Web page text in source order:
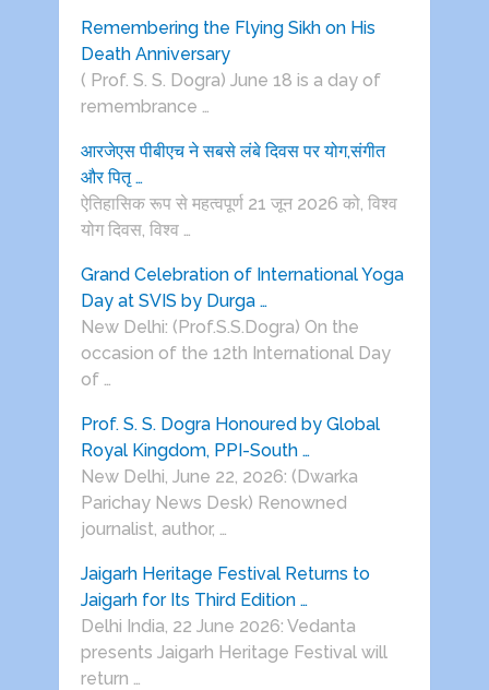
Remembering the Flying Sikh on His
Death Anniversary
( Prof. S. S. Dogra) June 18 is a day of
remembrance …
आरजेएस पीबीएच ने सबसे लंबे दिवस पर योग,संगीत
और पितृ …
ऐतिहासिक रूप से महत्वपूर्ण 21 जून 2026 को, विश्व
योग दिवस, विश्व …
Grand Celebration of International Yoga
Day at SVIS by Durga …
New Delhi: (Prof.S.S.Dogra) On the
occasion of the 12th International Day
of …
Prof. S. S. Dogra Honoured by Global
Royal Kingdom, PPI-South …
New Delhi, June 22, 2026: (Dwarka
Parichay News Desk) Renowned
journalist, author, …
Jaigarh Heritage Festival Returns to
Jaigarh for Its Third Edition …
Delhi India, 22 June 2026: Vedanta
presents Jaigarh Heritage Festival will
return …